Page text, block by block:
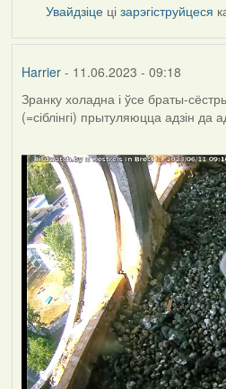
Увайдзіце цізарэгіструйцеся
Harrier- 11.06.2023 - 09:18
Зранку холадна і ўсе браты-
(=сіблінгі) прытуляюцца адзін да